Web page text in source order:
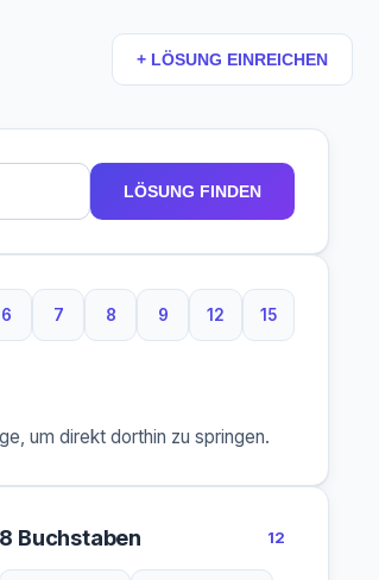
+ LÖSUNG EINREICHEN
LÖSUNG FINDEN
6
6 Buchstaben
7
7 Buchstaben
8
8 Buchstaben
9
9 Buchstaben
12
12 Buchstaben
15
15 Buchstaben
um direkt dorthin zu springen.
8 Buchstaben 12